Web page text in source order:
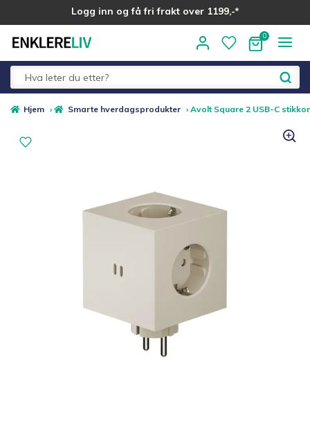
Logg inn og få fri frakt over 1199,-*
Alle kategorier
Fold
Medlemstilbud
Hjem › Smarte hverdagsprodukter › Avolt Square 2 USB-C